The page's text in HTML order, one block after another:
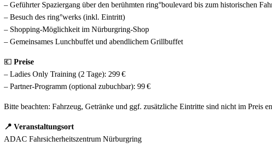
– Geführter Spaziergang über den berühmten ring°boulevard bis zum historischen
– Besuch des ring°werks (inkl. Eintritt)
– Shopping-Möglichkeit im Nürburgring-Shop
– Gemeinsames Lunchbuffet und abendlichem Grillbuffet
💶 Preise
– Ladies Only Training (2 Tage): 299 €
– Partner-Programm (optional zubuchbar): 99 €
Bitte beachten: Fahrzeug, Getränke und ggf. zusätzliche Eintritte sind nicht im Preis
📍 Veranstaltungsort
ADAC Fahrsicherheitszentrum Nürburgring